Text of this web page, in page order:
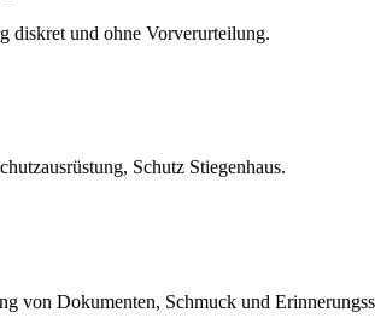
diskret und ohne Vorverurteilung.
Schutz Stiegenhaus.
von Dokumenten, Schmuck und